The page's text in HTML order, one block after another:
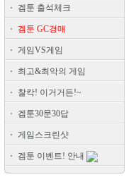
겜툰 출석체크
겜툰 GC경매
게임VS게임
최고&최악의 게임
찰칵! 이거거든!~
겜툰30문30답
게임스크린샷
겜툰 이벤트! 안내